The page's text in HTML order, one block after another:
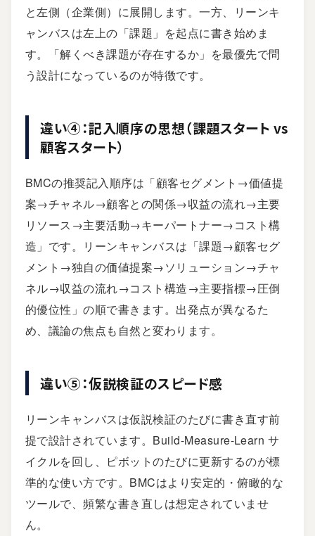
と左側（企業側）に展開します。一方、リーンキ
ャンバスは左上の「課題」を起点に書き始めま
す。「解くべき課題が存在するか」を最優先で問
う設計になっているのが特徴です。
違い④：記入順序の思想（課題スタート vs
顧客スタート）
BMCの推奨記入順序は「顧客セグメント→価値提
案→チャネル→顧客との関係→収益の流れ→主要
リソース→主要活動→キーパートナー→コスト構
造」です。リーンキャンバスは「課題→顧客セグ
メント→独自の価値提案→ソリューション→チャ
ネル→収益の流れ→コスト構造→主要指標→圧倒
的優位性」の順で書きます。 出発点が異なるた
め、議論の焦点も自然と変わります。
違い⑤：仮説検証のスピード感
リーンキャンバスは仮説検証のたびに書き直す前
提で設計されています。Build-Measure-Learn サ
イクルを回し、ピボットのたびに更新するのが標
準的な使い方です。BMCはより安定的・俯瞰的な
ツールで、頻繁な書き直しは想定されていませ
ん。